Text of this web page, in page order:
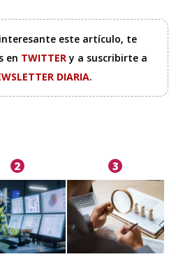
este artículo, te
en TWITTERy a suscribirte a
DIARIA.
2 3